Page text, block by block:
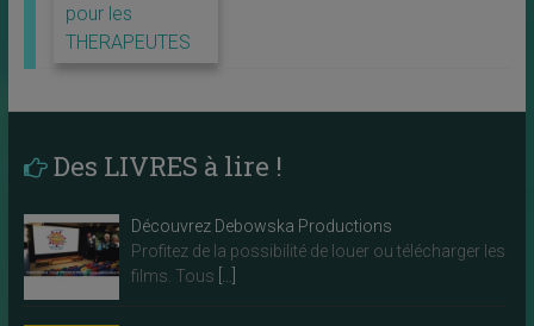
pour les
THERAPEUTES
Des LIVRES à lire !
Découvrez Debowska Productions
Profitez de la possibilité de louer ou télécharger les
films. Tous […]